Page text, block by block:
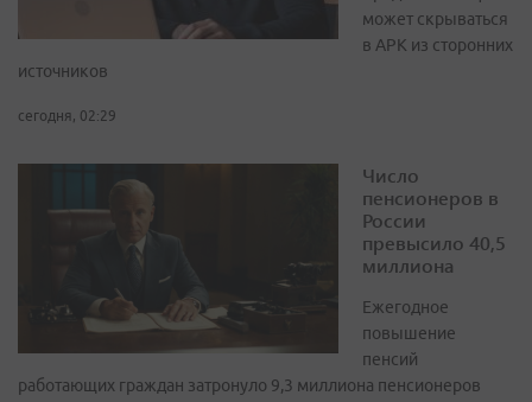
может скрываться
в APK из сторонних
источников
сегодня, 02:29
Число
пенсионеров в
России
превысило 40,5
миллиона
Ежегодное
повышение
пенсий
работающих граждан затронуло 9,3 миллиона пенсионеров